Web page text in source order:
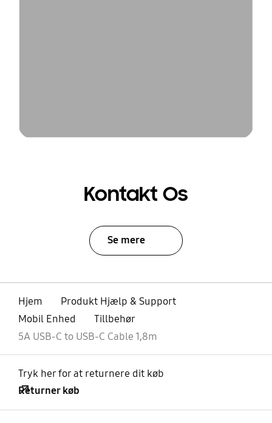
Kontakt Os
Se mere
Hjem
Produkt Hjælp & Support
Mobil Enhed
Tillbehør
5A USB-C to USB-C Cable 1,8m
Tryk her for at returnere dit køb
Returner køb